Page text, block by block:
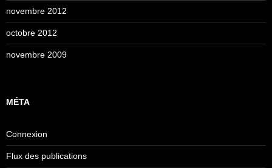
novembre 2012
octobre 2012
novembre 2009
MÉTA
Connexion
Flux des publications